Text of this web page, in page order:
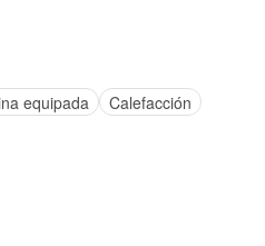
equipada
Calefacción